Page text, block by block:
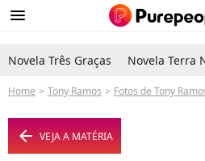
menu
Novela Três Graças Novela Terra
Home Tony Ramos Fotos de Tony
arrow_left VEJA A MATÉRIA